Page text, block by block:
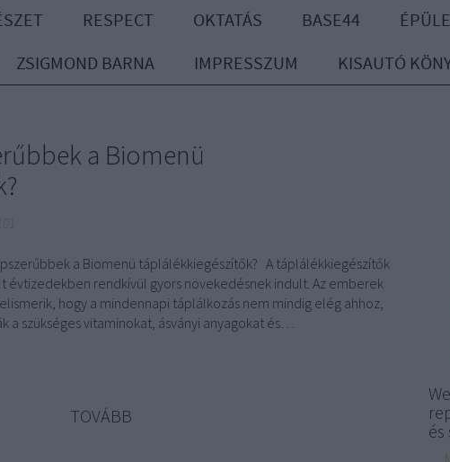
RESPECT OKTATÁS BASE44
ZSIGMOND BARNA
IMPRESSZUM KISAUTÓ
a Biomenü
a Biomenü táplálékkiegészítők? A táplálékkiegészítők
évtizedekben rendkívül gyors növekedésnek indult. Az emberek
hogy a mindennapi táplálkozás nem mindig elég ahhoz,
a szükséges vitaminokat, ásványi anyagokat és…
TOVÁBB